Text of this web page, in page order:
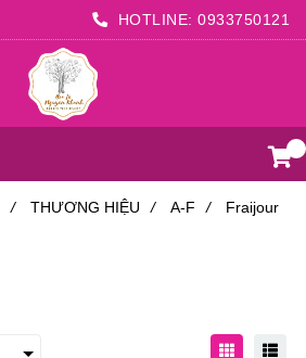
HOTLINE: 0933750121
/ THƯƠNG HIỆU / A-F / Fraijour